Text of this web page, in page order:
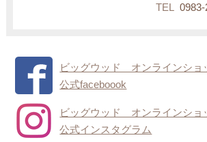
TEL
ビッグウッド オンラインショ
公式faceboook
ビッグウッド オンラインショ
公式インスタグラム